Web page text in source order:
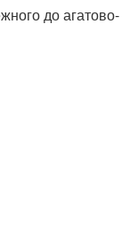
до агатово-